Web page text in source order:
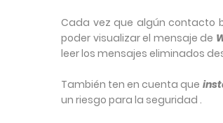
Cada vez que algún contacto
poder visualizar el mensaje de
leer los mensajes eliminados
También ten en cuenta que
un riesgo para la seguridad .